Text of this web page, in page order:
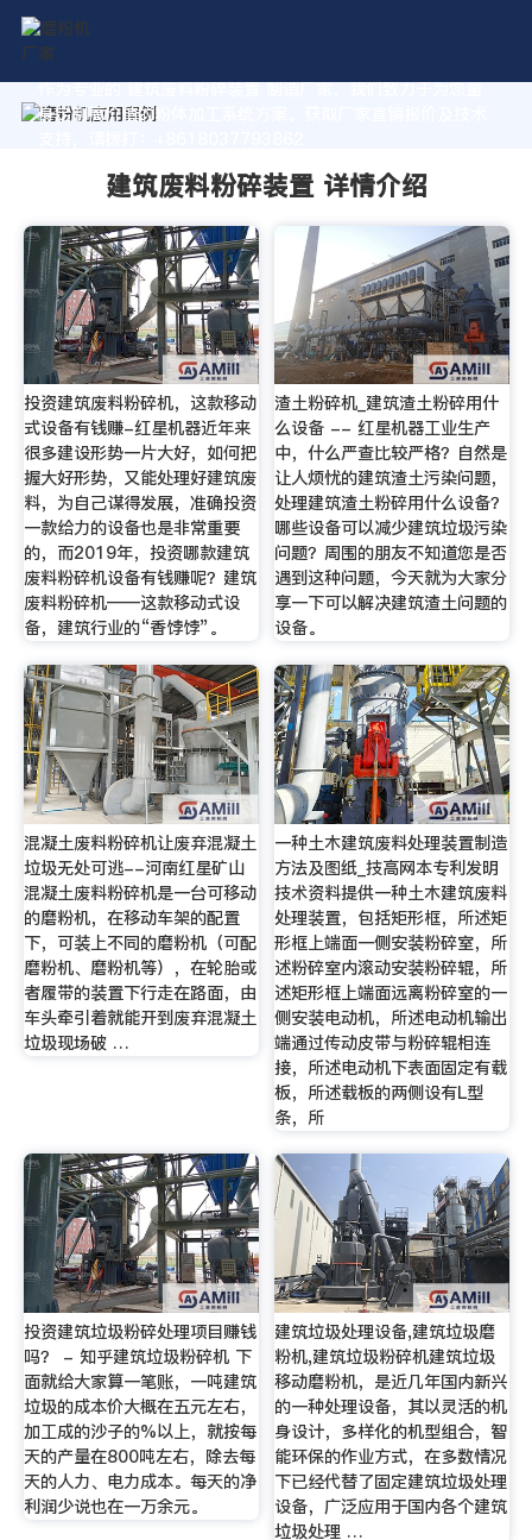
作为专业的 建筑废料粉碎装置 制造厂家，我们致力于为您量
身定制高价值的粉体加工系统方案。获取厂家直销报价及技术
建筑废料粉碎装置 详情介绍
投资建筑废料粉碎机，这款移动
式设备有钱赚-红星机器近年来
很多建设形势一片大好，如何把
握大好形势，又能处理好建筑废
料，为自己谋得发展，准确投资
一款给力的设备也是非常重要
的，而2019年，投资哪款建筑
废料粉碎机设备有钱赚呢？建筑
废料粉碎机——这款移动式设
备，建筑行业的“香饽饽”。
渣土粉碎机_建筑渣土粉碎用什
么设备 -- 红星机器工业生产
中，什么严查比较严格？自然是
让人烦忧的建筑渣土污染问题，
处理建筑渣土粉碎用什么设备？
哪些设备可以减少建筑垃圾污染
问题？周围的朋友不知道您是否
遇到这种问题，今天就为大家分
享一下可以解决建筑渣土问题的
设备。
混凝土废料粉碎机让废弃混凝土
垃圾无处可逃--河南红星矿山
混凝土废料粉碎机是一台可移动
的磨粉机，在移动车架的配置
下，可装上不同的磨粉机（可配
磨粉机、磨粉机等），在轮胎或
者履带的装置下行走在路面，由
车头牵引着就能开到废弃混凝土
垃圾现场破 …
一种土木建筑废料处理装置制造
方法及图纸_技高网本专利发明
技术资料提供一种土木建筑废料
处理装置，包括矩形框，所述矩
形框上端面一侧安装粉碎室，所
述粉碎室内滚动安装粉碎辊，所
述矩形框上端面远离粉碎室的一
侧安装电动机，所述电动机输出
端通过传动皮带与粉碎辊相连
接，所述电动机下表面固定有载
板，所述载板的两侧设有L型
条，所
投资建筑垃圾粉碎处理项目赚钱
吗？ - 知乎建筑垃圾粉碎机 下
面就给大家算一笔账，一吨建筑
垃圾的成本价大概在五元左右，
加工成的沙子的%以上，就按每
天的产量在800吨左右，除去每
天的人力、电力成本。每天的净
利润少说也在一万余元。
建筑垃圾处理设备,建筑垃圾磨
粉机,建筑垃圾粉碎机建筑垃圾
移动磨粉机，是近几年国内新兴
的一种处理设备，其以灵活的机
身设计，多样化的机型组合，智
能环保的作业方式，在多数情况
下已经代替了固定建筑垃圾处理
设备，广泛应用于国内各个建筑
垃圾处理 …